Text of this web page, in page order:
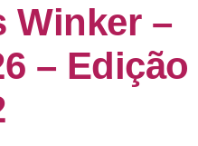
Winker –
– Edição